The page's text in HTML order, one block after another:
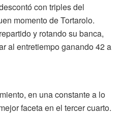
con triples del
momento de Tortarolo.
y rotando su banca,
al entretiempo ganando 42 a
en una constante a lo
faceta en el tercer cuarto.